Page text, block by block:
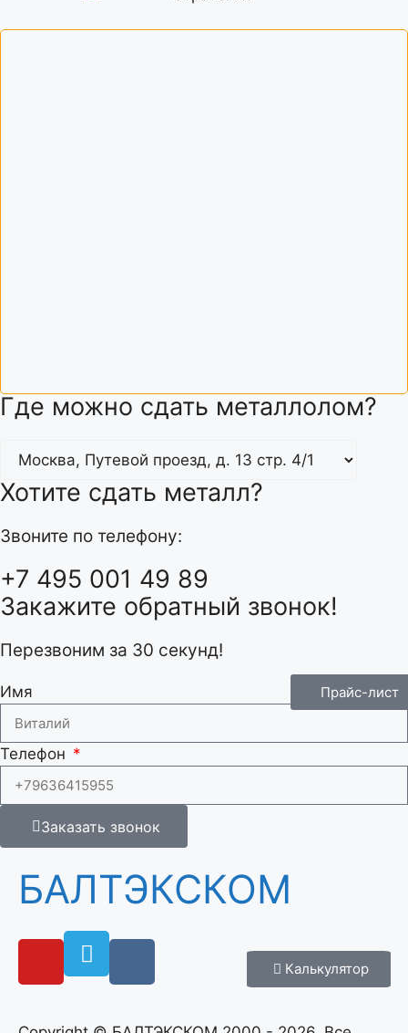
Где можно сдать металлолом?
Хотите сдать металл?
Звоните по телефону:
+7 495 001 49 89
Закажите обратный звонок!
Перезвоним за 30 секунд!
Имя
Телефон
Заказать звонок
Калькулятор
Прайс-лист
БАЛТЭКСКОМ